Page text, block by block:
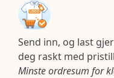
Send inn, og last
deg raskt med
Minste ordresum for